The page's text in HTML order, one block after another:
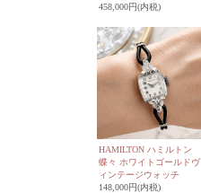
458,000円(内税)
HAMILTON ハミルトン
蝶々 ホワイトゴールドヴ
ィンテージウォッチ
148,000円(内税)